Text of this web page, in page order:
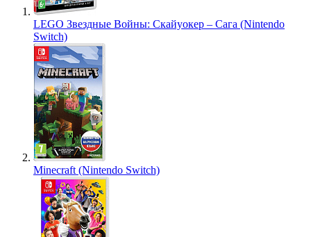
LEGO Звездные Войны: Скайуокер – Сага (Nintendo
Switch)
Minecraft (Nintendo Switch)